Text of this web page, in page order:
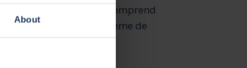
About
batteries. De plus, il comprend
un projet de système de